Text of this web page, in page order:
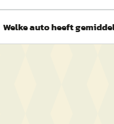
Welke auto heeft